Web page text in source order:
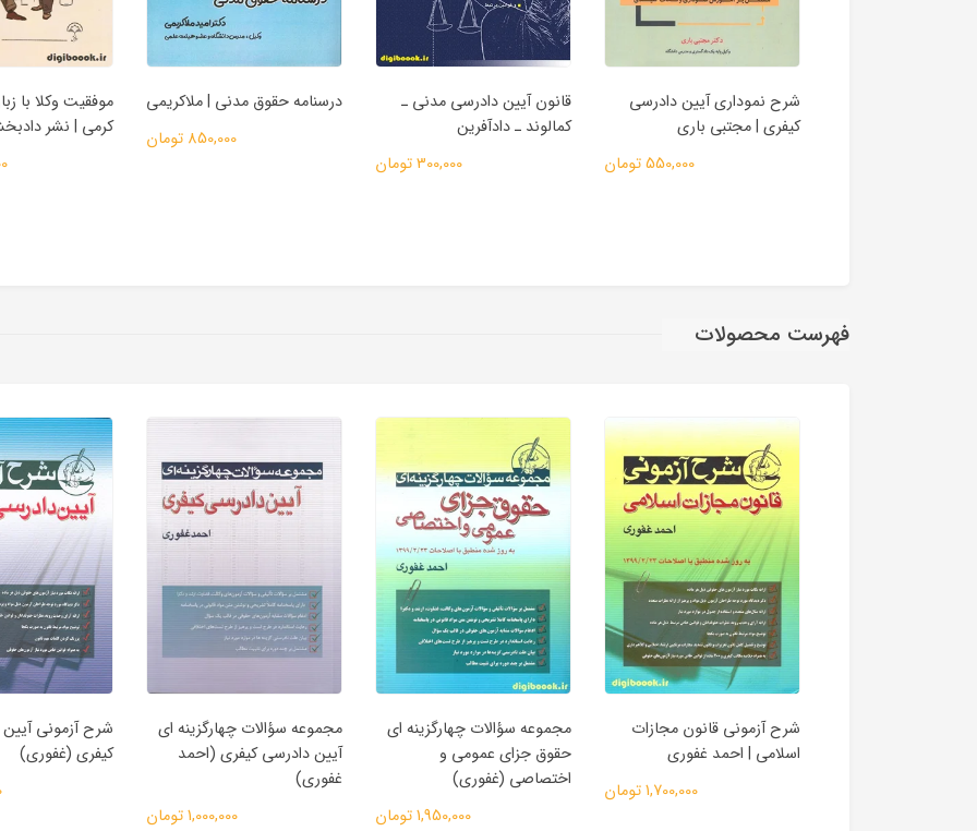
شرح نموداری آیین دادرسی
کیفری | مجتبی باری
550,000 تومان
قانون آیین دادرسی مدنی ـ
کمالوند ـ دادآفرین
300,000 تومان
درسنامه حقوق مدنی | ملاکریمی
850,000 تومان
موفقیت وکلا با
کرمی | نشر
فهرست محصولات
شرح آزمونی قانون مجازات
اسلامی | احمد غفوری
1,700,000 تومان
مجموعه سؤالات چهارگزینه ای
حقوق جزای عمومی و
اختصاصی (غفوری)
1,950,000 تومان
مجموعه سؤالات چهارگزینه ای
آیین دادرسی کیفری (احمد
غفوری)
1,000,000 تومان
شرح آزمونی
کیفری (غفوري)